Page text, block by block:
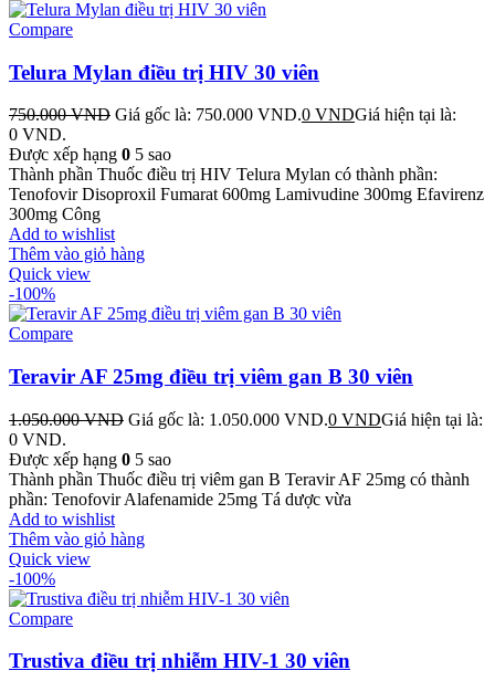
Compare
Telura Mylan điều trị HIV 30 viên
750.000VND Giá gốc là: 750.000 VND.0 VNDGiá hiện tại là:
0 VND.
Được xếp hạng 0 5 sao
Thành phần Thuốc điều trị HIV Telura Mylan có thành phần:
Tenofovir Disoproxil Fumarat 600mg Lamivudine 300mg Efavirenz
300mg Công
Add to wishlist
Thêm vào giỏ hàng
Quick view
-100%
Compare
Teravir AF 25mg điều trị viêm gan B 30 viên
1.050.000VND Giá gốc là: 1.050.000 VND.0 VNDGiá hiện tại là:
0 VND.
Được xếp hạng 0 5 sao
Thành phần Thuốc điều trị viêm gan B Teravir AF 25mg có thành
phần: Tenofovir Alafenamide 25mg Tá dược vừa
Add to wishlist
Thêm vào giỏ hàng
Quick view
-100%
Compare
Trustiva điều trị nhiễm HIV-1 30 viên